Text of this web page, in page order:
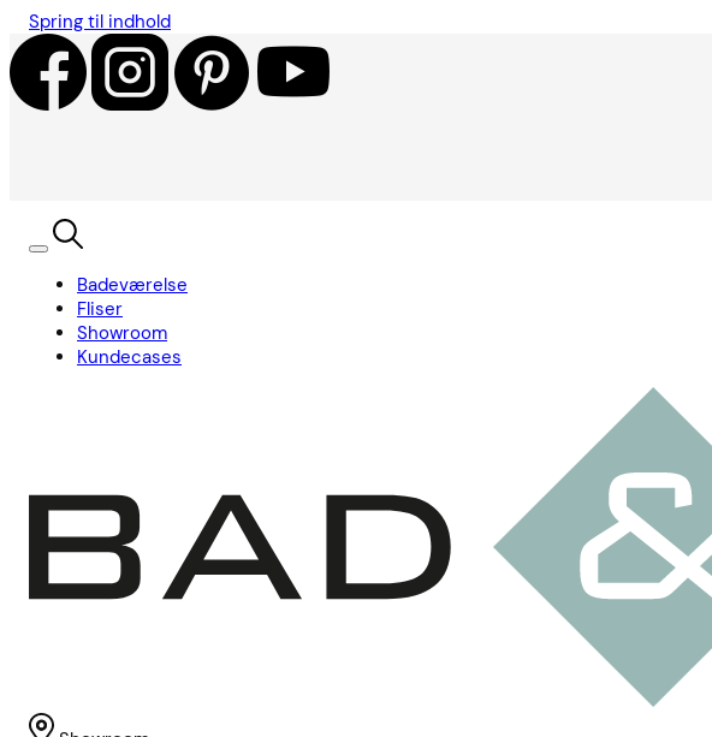
Spring til indhold
Badeværelse
Fliser
Showroom
Kundecases